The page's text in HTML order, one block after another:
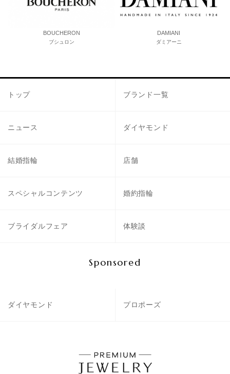
BOUCHERON
ブシュロン
DAMIANI
ダミアーニ
トップ ブランド一覧
ニュース ダイヤモンド
結婚指輪 店舗
スペシャルコンテンツ 婚約指輪
ブライダルフェア 体験談
Sponsored
ダイヤモンド プロポーズ